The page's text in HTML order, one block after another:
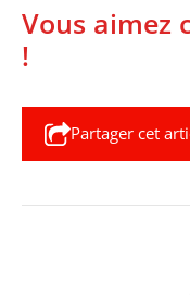
Vous aimez
!
Partager cet